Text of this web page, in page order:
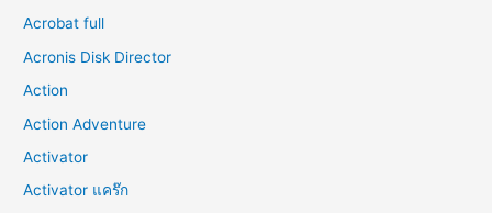
Acrobat full
Acronis Disk Director
Action
Action Adventure
Activator
Activator แคร๊ก